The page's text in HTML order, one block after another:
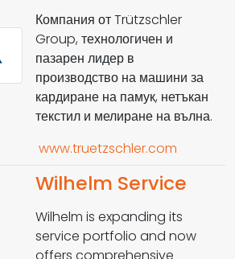
Компания от Trützschler
Group, технологичен и
пазарен лидер в
производство на машини за
кардиране на памук, нетъкан
текстил и мелиране на вълна.
www.truetzschler.com
Wilhelm Service
Wilhelm is expanding its
service portfolio and now